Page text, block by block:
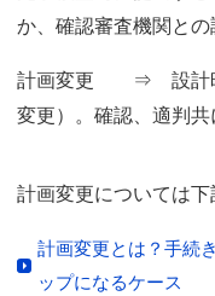
か、確認審査機関との
計画変更 ⇒ 設計時
変更）。確認、適判共
計画変更については下
計画変更とは？手続
ップになるケース